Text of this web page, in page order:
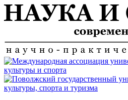
Перейти
к